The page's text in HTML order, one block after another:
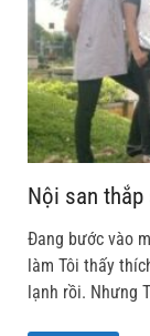
Nội san thắp
Đang bước vào
làm Tôi thấy
lạnh rồi. Nhưng